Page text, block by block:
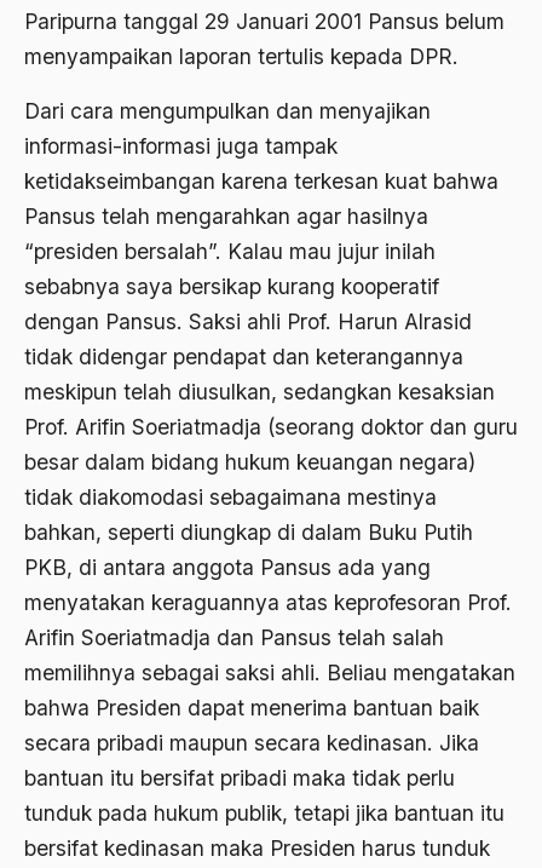
Paripurna tanggal 29 Januari 2001 Pansus belum
menyampaikan laporan tertulis kepada DPR.
Dari cara mengumpulkan dan menyajikan
informasi-informasi juga tampak
ketidakseimbangan karena terkesan kuat bahwa
Pansus telah mengarahkan agar hasilnya
“presiden bersalah”. Kalau mau jujur inilah
sebabnya saya bersikap kurang kooperatif
dengan Pansus. Saksi ahli Prof. Harun Alrasid
tidak didengar pendapat dan keterangannya
meskipun telah diusulkan, sedangkan kesaksian
Prof. Arifin Soeriatmadja (seorang doktor dan guru
besar dalam bidang hukum keuangan negara)
tidak diakomodasi sebagaimana mestinya
bahkan, seperti diungkap di dalam Buku Putih
PKB, di antara anggota Pansus ada yang
menyatakan keraguannya atas keprofesoran Prof.
Arifin Soeriatmadja dan Pansus telah salah
memilihnya sebagai saksi ahli. Beliau mengatakan
bahwa Presiden dapat menerima bantuan baik
secara pribadi maupun secara kedinasan. Jika
bantuan itu bersifat pribadi maka tidak perlu
tunduk pada hukum publik, tetapi jika bantuan itu
bersifat kedinasan maka Presiden harus tunduk
Bhineka Tunggal Ika
Bhinneka Tunggal Ika
biaya
Bid'ah Phoby
Bidang Budaya dan Sastra
Bidang Kebudayaan
Bidang Niaga
Bidang Produksi
Bidang Sejarah
Bio-mass
Biografi
Biografi Kiai Bisri Syansuri
birokrasi
Birokrasi Agama
Birokrasi Pemerintah
Birokrasi Sosialis